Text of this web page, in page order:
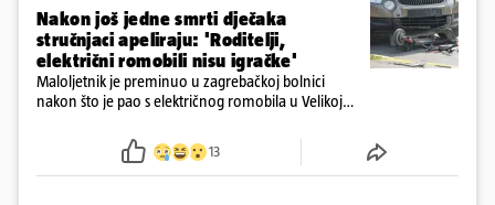
Nakon još jedne smrti dječaka
stručnjaci apeliraju: 'Roditelji,
električni romobili nisu igračke'
Maloljetnik je preminuo u zagrebačkoj bolnici
nakon što je pao s električnog romobila u Velikoj
13